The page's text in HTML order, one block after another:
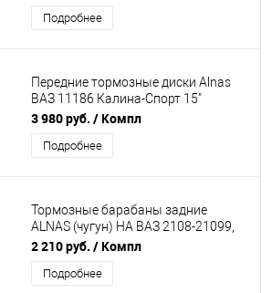
Подробнее
Передние тормозные диски Alnas
ВАЗ 11186 Калина-Спорт 15"
(гладкие)
3 980 руб. / Компл
Подробнее
Тормозные барабаны задние
ALNAS (чугун) НА ВАЗ 2108-21099,
2110-2112, 2113-2115, приора,
калина
2 210 руб. / Компл
Подробнее